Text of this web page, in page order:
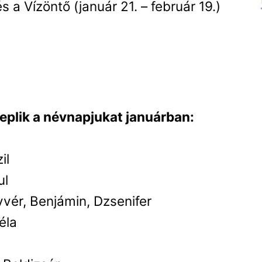
a Vízöntő (január 21. – február 19.)
a névnapjukat januárban:
Benjámin, Dzsenifer